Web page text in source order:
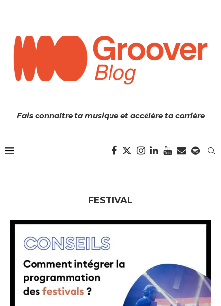
Fais connaître ta musique et accélère ta carrière
FESTIVAL